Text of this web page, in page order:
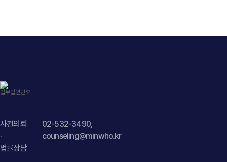
사건의뢰
·
법률상담
02-532-3490,
counseling@minwho.kr